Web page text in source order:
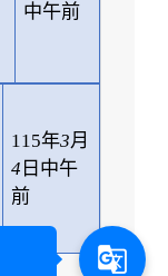
中午前
115年3月
4 日中午
前
g_translate